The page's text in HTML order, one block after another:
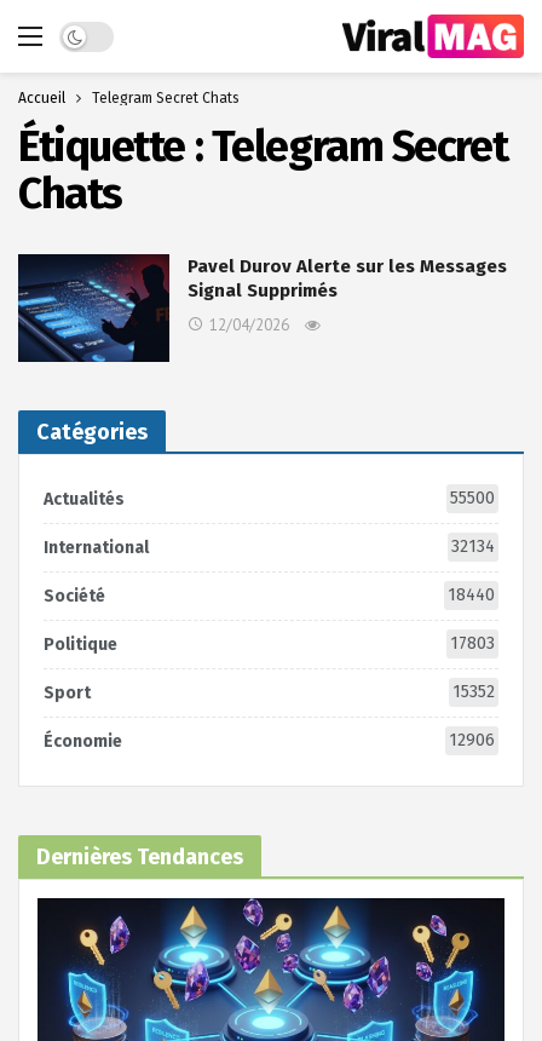
Dark mode
Accueil Telegram Secret Chats
Étiquette :Telegram Secret
Chats
Pavel Durov Alerte sur les Messages
Signal Supprimés
12/04/2026
Catégories
Actualités 55500
International 32134
Société 18440
Politique 17803
Sport 15352
Économie 12906
Dernières Tendances